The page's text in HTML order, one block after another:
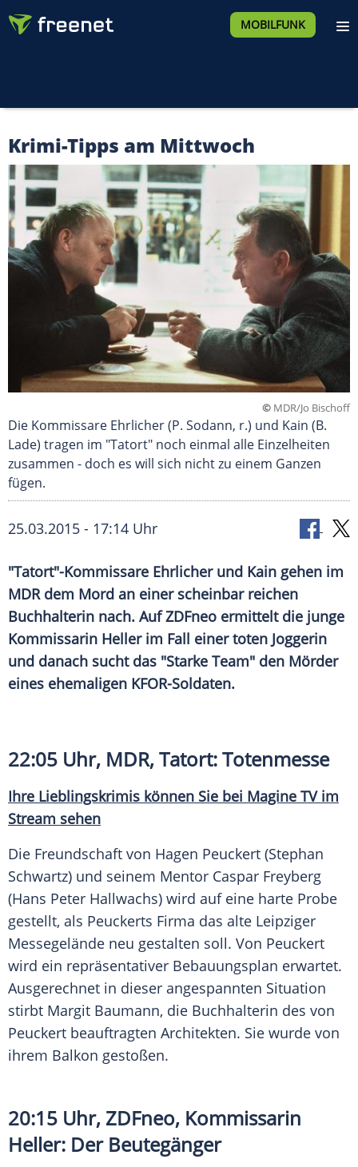
MOBILFUNK
Krimi-Tipps am Mittwoch
© MDR/Jo Bischoff
Die Kommissare Ehrlicher (P. Sodann, r.) und Kain (B.
Lade) tragen im "Tatort" noch einmal alle Einzelheiten
zusammen - doch es will sich nicht zu einem Ganzen
fügen.
25.03.2015 - 17:14 Uhr
"Tatort"-Kommissare Ehrlicher und Kain gehen im
MDR dem Mord an einer scheinbar reichen
Buchhalterin nach. Auf ZDFneo ermittelt die junge
Kommissarin Heller im Fall einer toten Joggerin
und danach sucht das "Starke Team" den Mörder
eines ehemaligen KFOR-Soldaten.
22:05 Uhr, MDR, Tatort:Totenmesse
Ihre Lieblingskrimis können Sie bei Magine TVim
Stream sehen
Die Freundschaft von Hagen Peuckert (Stephan
Schwartz) und seinem Mentor Caspar Freyberg
(Hans Peter Hallwachs) wird auf eine harte Probe
gestellt, als Peuckerts Firma das alte Leipziger
Messegelände neu gestalten soll. Von Peuckert
wird ein repräsentativer Bebauungsplan erwartet.
Ausgerechnet in dieser angespannten Situation
stirbt Margit Baumann, die Buchhalterin des von
Peuckert beauftragten Architekten. Sie wurde von
ihrem Balkon gestoßen.
20:15 Uhr, ZDFneo, Kommissarin
Heller: Der Beutegänger